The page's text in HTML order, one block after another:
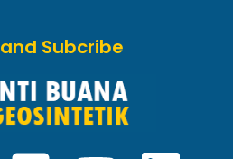
Subcribe